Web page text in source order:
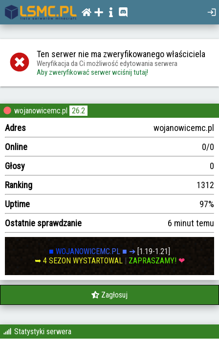
Ten serwer nie ma zweryfikowanego właściciela
Weryfikacja da Ci możliwość edytowania serwera
Aby zweryfikować serwer wciśnij tutaj!
wojanowicemc.pl 26.2
Adres
wojanowicemc.pl
Online
0/0
Głosy
0
Ranking
1312
Uptime
97%
Ostatnie sprawdzanie
6 minut temu
■ WOJANOWICEMC.PL ■ ➔ [1.19-1.21]
➥ 4 SEZON WYSTARTOWAL | ZAPRASZAMY! ❤
Zagłosuj
Statystyki serwera